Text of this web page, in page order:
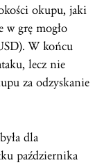
okupu, jaki
w grę mogło
W końcu
lecz nie
za odzyskanie
dla
października